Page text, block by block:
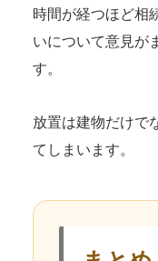
時間が経つほど相
いについて意見が
す。
放置は建物だけで
てしまいます。